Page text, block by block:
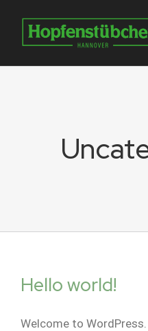
content
Hello world!
Welcome to